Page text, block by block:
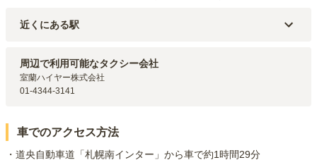
近くにある駅
周辺で利用可能なタクシー会社
室蘭ハイヤー株式会社
01-4344-3141
車でのアクセス方法
・道央自動車道「札幌南インター」から車で約1時間29分